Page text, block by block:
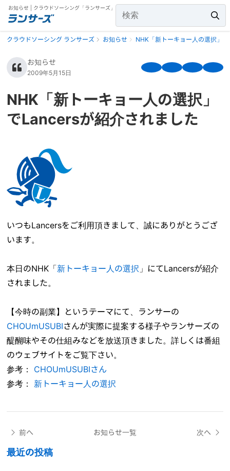
お知らせ | クラウドソーシング「ランサーズ」
クラウドソーシング ランサーズ お知らせ NHK「新トーキョー人の選択」
お知らせ
2009年5月15日
NHK「新トーキョー人の選択」
でLancersが紹介されました
いつもLancersをご利用頂きまして、誠にありがとうござ
います。
本日のNHK「新トーキョー人の選択 」にてLancersが紹介
されました。
【今時の副業】というテーマにて、ランサーの
CHOUmUSUBIさんが実際に提案する様子やランサーズの
醍醐味やその仕組みなどを放送頂きました。詳しくは番組
のウェブサイトをご覧下さい。
参考： CHOUmUSUBIさん
参考： 新トーキョー人の選択
前へ お知らせ一覧 次へ
最近の投稿